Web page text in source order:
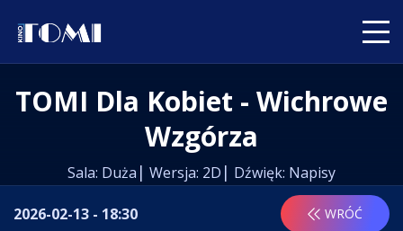
TOMI Dla Kobiet - Wichrowe
Wzgórza
Sala: Duża Wersja: 2D Dźwięk: Napisy
WRÓĆ
2026-02-13 - 18:30